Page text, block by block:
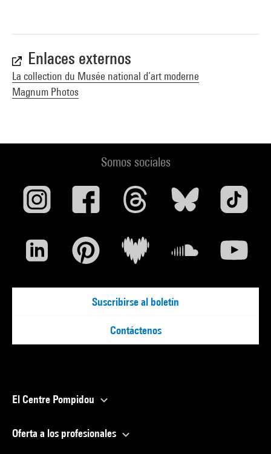
Enlaces externos
La collection du Musée national d’art moderne
Magnum Photos
Somos sociales
Suscribirse al boletín
Contáctenos
El Centre Pompidou
Oferta a los profesionales